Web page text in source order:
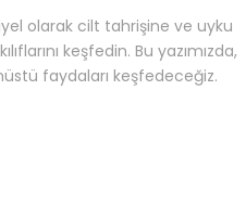
olarak cilt tahrişine ve uyku
keşfedin. Bu yazımızda,
faydaları keşfedeceğiz.